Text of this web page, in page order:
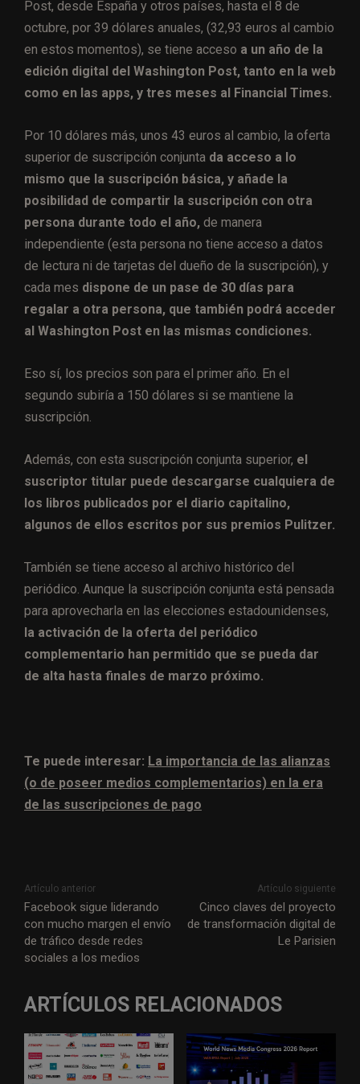
Post, desde España y otros países, hasta el 8 de
octubre, por 39 dólares anuales, (32,93 euros al cambio
en estos momentos), se tiene acceso a un año de la
edición digital del Washington Post, tanto en la web
como en las apps, y tres meses al Financial Times.
Por 10 dólares más, unos 43 euros al cambio, la oferta
superior de suscripción conjunta da acceso a lo
mismo que la suscripción básica, y añade la
posibilidad de compartir la suscripción con otra
persona durante todo el año, de manera
independiente (esta persona no tiene acceso a datos
de lectura ni de tarjetas del dueño de la suscripción), y
cada mes dispone de un pase de 30 días para
regalar a otra persona, que también podrá acceder
al Washington Post en las mismas condiciones.
Eso sí, los precios son para el primer año. En el
segundo subiría a 150 dólares si se mantiene la
suscripción.
Además, con esta suscripción conjunta superior, el
suscriptor titular puede descargarse cualquiera de
los libros publicados por el diario capitalino,
algunos de ellos escritos por sus premios Pulitzer.
También se tiene acceso al archivo histórico del
periódico. Aunque la suscripción conjunta está pensada
para aprovecharla en las elecciones estadounidenses,
la activación de la oferta del periódico
complementario han permitido que se pueda dar
de alta hasta finales de marzo próximo.
Te puede interesar: La importancia de las alianzas
(o de poseer medios complementarios) en la era
de las suscripciones de pago
Artículo anterior
Facebook sigue liderando
con mucho margen el envío
de tráfico desde redes
sociales a los medios
Artículo siguiente
Cinco claves del proyecto
de transformación digital de
Le Parisien
ARTÍCULOS RELACIONADOS